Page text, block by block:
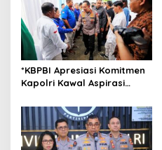
*KBPBI Apresiasi Komitmen
Kapolri Kawal Aspirasi
Ketenagakerjaan*